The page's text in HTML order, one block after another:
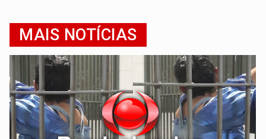
MAIS NOTÍCIAS